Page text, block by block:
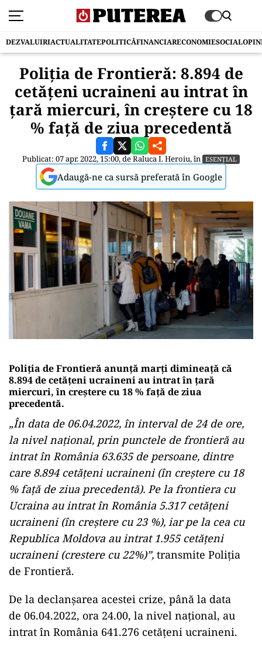
DEZVALUIRIACTUALITATEPOLITICĂFINANCIARECONOMIESOCIAL
Poliţia de Frontieră: 8.894 de
cetăţeni ucraineni au intrat în
ţară miercuri, în creştere cu 18
% faţă de ziua precedentă
Publicat: 07 apr. 2022, 15:00, deRaluca I. Heroiu, în ESENȚIAL
Adaugă-ne ca sursă preferată în Google
Poliţia de Frontieră anunţă marţi dimineaţă că
8.894 de cetăţeni ucraineni au intrat în ţară
miercuri, în creştere cu 18 % faţă de ziua
precedentă.
„În data de 06.04.2022, în interval de 24 de ore,
la nivel naţional, prin punctele de frontieră au
intrat în România 63.635 de persoane, dintre
care 8.894 cetăţeni ucraineni (în creştere cu 18
% faţă de ziua precedentă). Pe la frontiera cu
Ucraina au intrat în România 5.317 cetăţeni
ucraineni (în creştere cu 23 %), iar pe la cea cu
Republica Moldova au intrat 1.955 cetăţeni
ucraineni (crestere cu 22%)”, transmite Poliţia
de Frontieră.
De la declanşarea acestei crize, până la data
de 06.04.2022, ora 24.00, la nivel naţional, au
intrat în România 641.276 cetăţeni ucraineni.